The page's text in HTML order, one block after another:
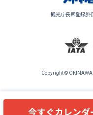
今すぐカレン
観光庁長官登録旅
Copyright © OKINAWA